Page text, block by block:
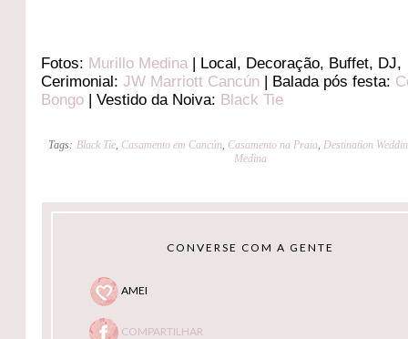
Fotos: Murillo Medina| Local, Decoração, Buffet, DJ,
Cerimonial:JW Marriott Cancún | Balada pós festa:
Bongo | Vestido da Noiva: Black Tie
Tags: Black Tie, Casamento em Cancún, Casamento na Praia,Destination
Medina
CONVERSE COM A GENTE
AMEI
COMPARTILHAR